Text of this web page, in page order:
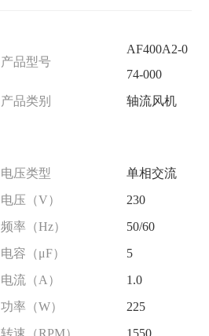
产品型号
AF400A2-0
74-000
产品类别
轴流风机
电压类型
单相交流
电压（V）
230
频率（Hz）
50/60
电容（μF）
5
电流（A）
1.0
功率（W）
225
转速（RPM）
1550